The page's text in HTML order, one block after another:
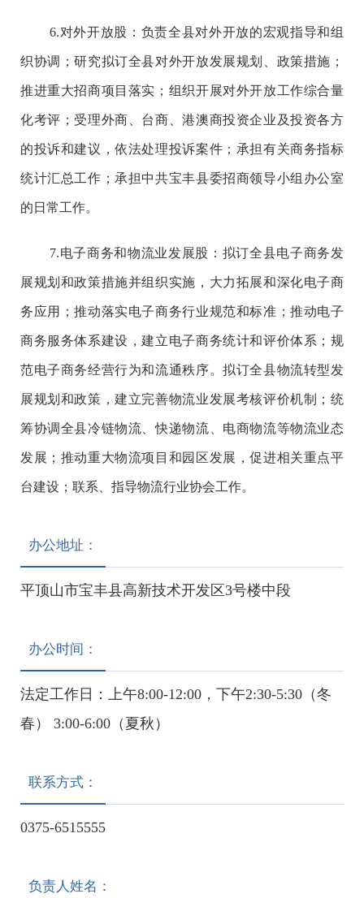
6.对外开放股： 负责全县对外开放的宏观指导和组
织协调；研究拟订全县对外开放发展规划、政策措施；
推进重大招商项目落实；组织开展对外开放工作综合量
化考评；受理外商、台商、港澳商投资企业及投资各方
的投诉和建议，依法处理投诉案件；承担有关商务指标
统计汇总工作；承担中共宝丰县委招商领导小组办公室
的日常工作。
7.电子商务和物流业发展股： 拟订全县电子商务发
展规划和政策措施并组织实施，大力拓展和深化电子商
务应用；推动落实电子商务行业规范和标准；推动电子
商务服务体系建设，建立电子商务统计和评价体系；规
范电子商务经营行为和流通秩序。拟订全县物流转型发
展规划和政策，建立完善物流业发展考核评价机制；统
筹协调全县冷链物流、快递物流、电商物流等物流业态
发展；推动重大物流项目和园区发展，促进相关重点平
台建设；联系、指导物流行业协会工作。
办公地址：
平顶山市宝丰县高新技术开发区3号楼中段
办公时间：
法定工作日：上午8:00-12:00，下午2:30-5:30（冬
春） 3:00-6:00（夏秋）
联系方式：
0375-6515555
负责人姓名：